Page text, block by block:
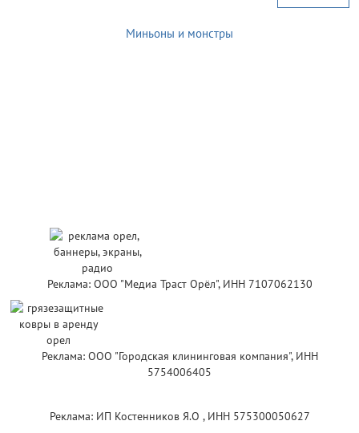
Миньоны и монстры
Реклама: ООО "Медиа Траст Орёл", ИНН 7107062130
Реклама: ООО "Городская клининговая компания", ИНН
5754006405
Реклама: ИП Костенников Я.О , ИНН 575300050627